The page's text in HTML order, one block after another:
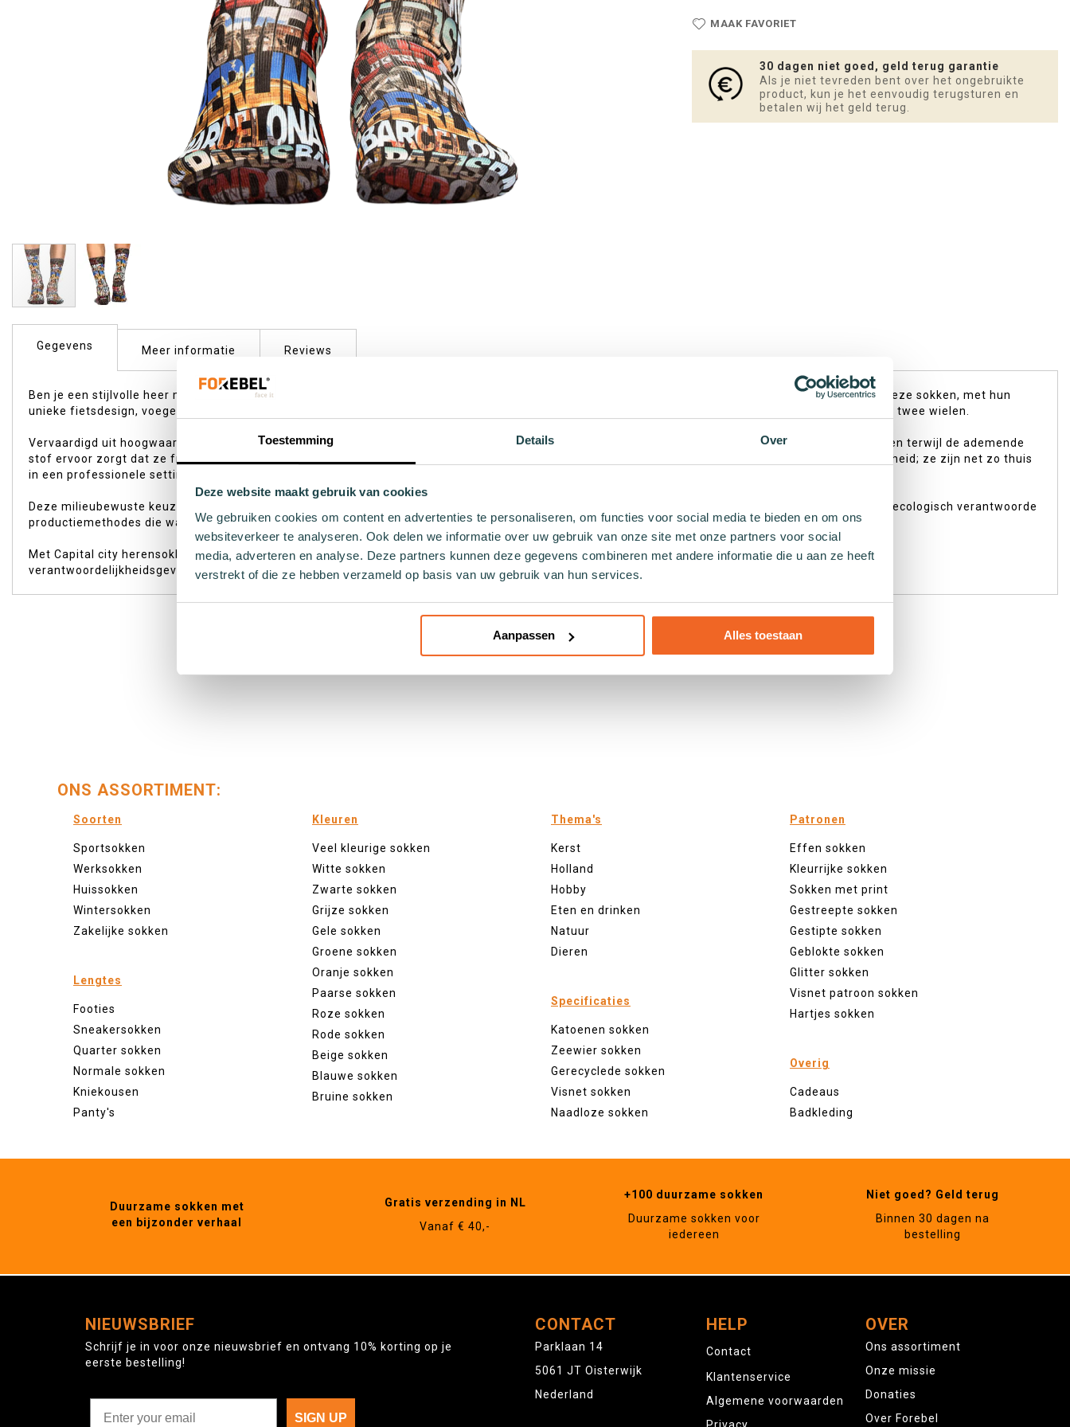
Toestemming Details Over
Deze website maakt gebruik van cookies
We gebruiken cookies om content en advertenties te personaliseren, om functies voor social media te bieden en om ons
websiteverkeer te analyseren. Ook delen we informatie over uw gebruik van onze site met onze partners voor social
media, adverteren en analyse. Deze partners kunnen deze gegevens combineren met andere informatie die u aan ze heeft
verstrekt of die ze hebben verzameld op basis van uw gebruik van hun services.
Aanpassen Alles toestaan
afbeeldingen-
MAAK FAVORIET
30 dagen niet goed, geld terug garantie
Als je niet tevreden bent over het ongebruikte
product, kun je het eenvoudig terugsturen en
betalen wij het geld terug.
Gegevens
Ben je een stijlvolle heer met een passie voor fietsen en duurzaamheid? Dan zijn de Capital city herensokken van Wigglesteps jouw perfecte match. Deze sokken, met hun
unieke fietsdesign, voegen niet alleen een speels element toe aan je garderobe, maar bevestigen ook jouw liefde voor het avontuurlijke stadsleven op twee wielen.
Vervaardigd uit hoogwaardige organische materialen bieden deze sokken ongeëvenaard comfort en duurzaamheid. De zachte textuur omhult je voeten terwijl de ademende
stof ervoor zorgt dat ze fris blijven, of je nu door de stad fietst of op kantoor bent. Het subtiele design maakt deze sokken geschikt voor elke gelegenheid; ze zijn net zo thuis
in een professionele setting als tijdens ontspannen weekendactiviteiten.
Deze milieubewuste keuze weerspiegelt niet alleen je goede smaak maar ook jouw commitment aan onze planeet. Wigglesteps staat bekend om hun ecologisch verantwoorde
productiemethodes die water besparen en afval verminderen - waarmee jij direct bijdraagt aan een groenere wereld.
Met Capital city herensokken kies je dus niet alleen voor comfort en stijl, maar draag je ook actief bij aan milieubehoud. Stap vol zelfvertrouwen én
verantwoordelijkheidsgevoel in elke nieuwe dag met deze slimme keuze aan jouw voeten!
Meer informatie Reviews
ONS ASSORTIMENT:
Soorten
Sportsokken
Werksokken
Huissokken
Wintersokken
Zakelijke sokken
Lengtes
Footies
Sneakersokken
Quarter sokken
Normale sokken
Kniekousen
Panty's
Kleuren
Veel kleurige sokken
Witte sokken
Zwarte sokken
Grijze sokken
Gele sokken
Groene sokken
Oranje sokken
Paarse sokken
Roze sokken
Rode sokken
Beige sokken
Blauwe sokken
Bruine sokken
Thema's
Kerst
Holland
Hobby
Eten en drinken
Natuur
Dieren
Specificaties
Katoenen sokken
Zeewier sokken
Gerecyclede sokken
Visnet sokken
Naadloze sokken
Patronen
Effen sokken
Kleurrijke sokken
Sokken met print
Gestreepte sokken
Gestipte sokken
Geblokte sokken
Glitter sokken
Visnet patroon sokken
Hartjes sokken
Overig
Cadeaus
Badkleding
Duurzame sokken met
een bijzonder verhaal
Gratis verzending in NL
Vanaf € 40,-
+100 duurzame sokken
Duurzame sokken voor
iedereen
Niet goed? Geld terug
Binnen 30 dagen na
bestelling
NIEUWSBRIEF
Schrijf je in voor onze nieuwsbrief en ontvang 10% korting op je
eerste bestelling!
SIGN UP
CONTACT
Parklaan 14
5061 JT Oisterwijk
Nederland
HELP
Contact
Klantenservice
Algemene voorwaarden
Privacy
OVER
Ons assortiment
Onze missie
Donaties
Over Forebel